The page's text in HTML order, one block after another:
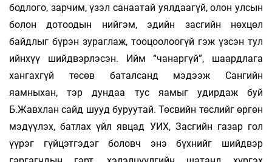
бодлого, зарчим, үзэл санаатай уялдаагүй, олон улсын
болон дотоодын нийгэм, эдийн засгийн нөхцөл
байдлыг бүрэн зураглаж, тооцоолоогүй гэж үзсэн тул
ийнхүү шийдвэрлэсэн. Ийм “чанаргүй”, шаардлага
хангахгүй төсөв баталсанд мэдээж Сангийн
яамныхан, тэр дундаа тус яамыг удирдаж буй
Б.Жавхлан сайд шууд буруутай. Төсвийн төслийг өргөн
мэдүүлэх, батлах үйл явцад УИХ, Засгийн газар гол
үүрэг гүйцэтгэдэг боловч энэ бүхнийг шийдвэр